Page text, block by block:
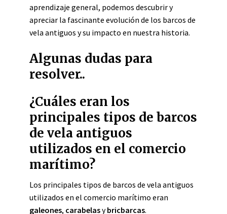
aprendizaje general, podemos descubrir y
apreciar la fascinante evolución de los barcos de
vela antiguos y su impacto en nuestra historia.
Algunas dudas para
resolver..
¿Cuáles eran los
principales tipos de barcos
de vela antiguos
utilizados en el comercio
marítimo?
Los principales tipos de barcos de vela antiguos
utilizados en el comercio marítimo eran
galeones, carabelasybricbarcas.